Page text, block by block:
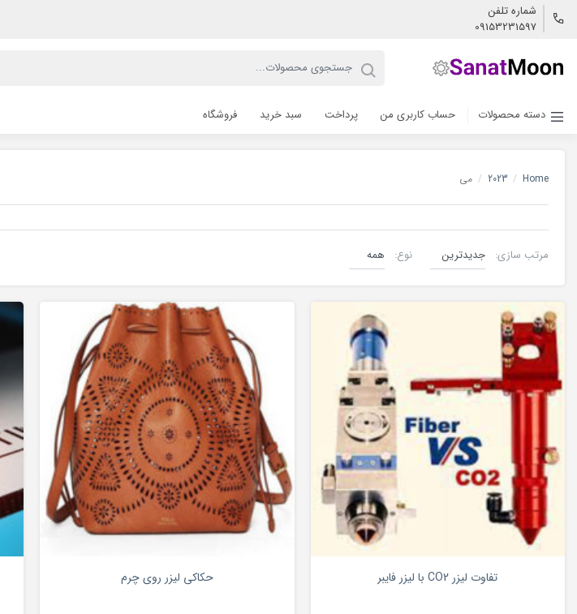
شماره تلفن
09153231597
دسته محصولات حساب کاربری من پرداخت سبد خرید فروشگاه
Home
/
2023
/ می
مرتب سازی: نوع:
تفاوت لیزر CO2 با لیزر فایبر حکاکی لیزر روی چرم